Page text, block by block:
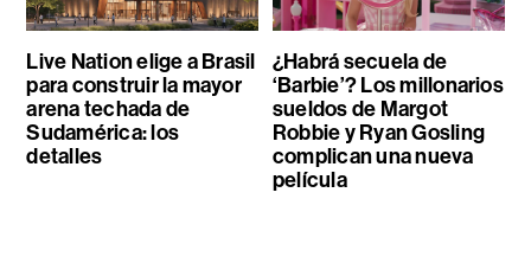
Live Nation elige a Brasil
para construir la mayor
arena techada de
Sudamérica: los
detalles
¿Habrá secuela de
‘Barbie’? Los millonarios
sueldos de Margot
Robbie y Ryan Gosling
complican una nueva
película